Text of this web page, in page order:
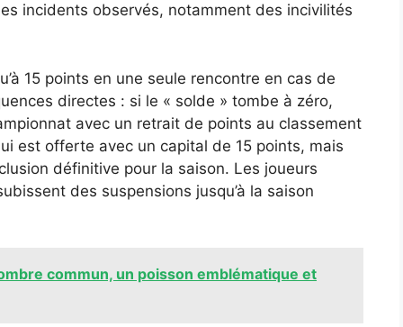
incidents observés, notamment des incivilités
15 points en une seule rencontre en cas de
directes : si le « solde » tombe à zéro,
avec un retrait de points au classement
est offerte avec un capital de 15 points, mais
définitive pour la saison. Les joueurs
des suspensions jusqu’à la saison
commun, un poisson emblématique et